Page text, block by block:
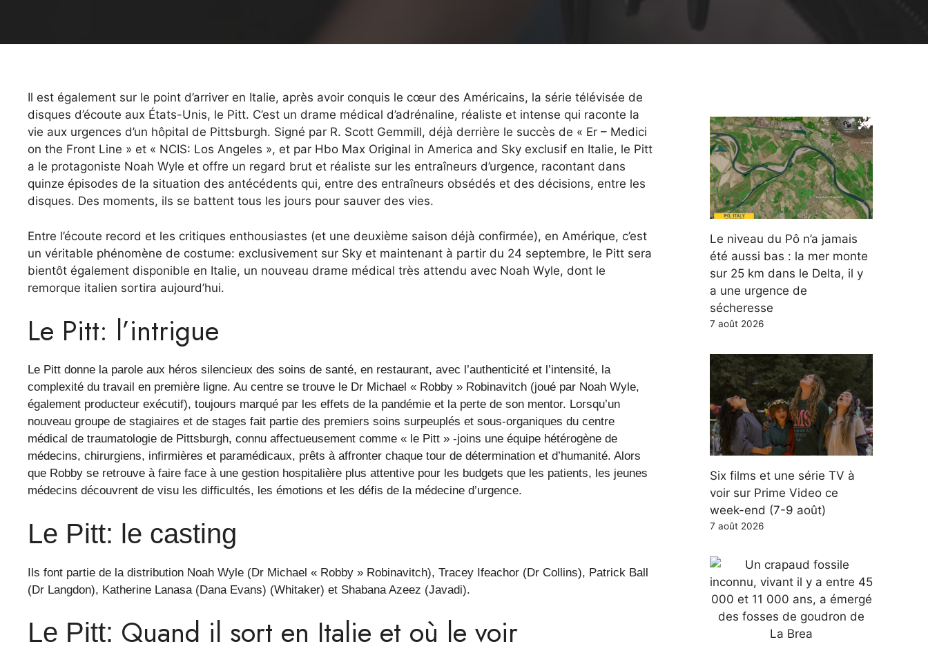
Il est également sur le point d’arriver en Italie, après avoir conquis le cœur des Américains, la série télévisée de
disques d’écoute aux États-Unis, le Pitt. C’est un drame médical d’adrénaline, réaliste et intense qui raconte la
vie aux urgences d’un hôpital de Pittsburgh. Signé par R. Scott Gemmill, déjà derrière le succès de « Er – Medici
on the Front Line » et « NCIS: Los Angeles », et par Hbo Max Original in America and Sky exclusif en Italie, le Pitt
a le protagoniste Noah Wyle et offre un regard brut et réaliste sur les entraîneurs d’urgence, racontant dans
quinze épisodes de la situation des antécédents qui, entre des entraîneurs obsédés et des décisions, entre les
disques. Des moments, ils se battent tous les jours pour sauver des vies.
Entre l’écoute record et les critiques enthousiastes (et une deuxième saison déjà confirmée), en Amérique, c’est
un véritable phénomène de costume: exclusivement sur Sky et maintenant à partir du 24 septembre, le Pitt sera
bientôt également disponible en Italie, un nouveau drame médical très attendu avec Noah Wyle, dont le
remorque italien sortira aujourd’hui.
Le Pitt: l’intrigue
Le Pitt donne la parole aux héros silencieux des soins de santé, en restaurant, avec l’authenticité et l’intensité, la
complexité du travail en première ligne. Au centre se trouve le Dr Michael « Robby » Robinavitch (joué par Noah Wyle,
également producteur exécutif), toujours marqué par les effets de la pandémie et la perte de son mentor. Lorsqu’un
nouveau groupe de stagiaires et de stages fait partie des premiers soins surpeuplés et sous-organiques du centre
médical de traumatologie de Pittsburgh, connu affectueusement comme « le Pitt » -joins une équipe hétérogène de
médecins, chirurgiens, infirmières et paramédicaux, prêts à affronter chaque tour de détermination et d’humanité. Alors
que Robby se retrouve à faire face à une gestion hospitalière plus attentive pour les budgets que les patients, les jeunes
médecins découvrent de visu les difficultés, les émotions et les défis de la médecine d’urgence.
Le Pitt: le casting
Ils font partie de la distribution Noah Wyle (Dr Michael « Robby » Robinavitch), Tracey Ifeachor (Dr Collins), Patrick Ball
(Dr Langdon), Katherine Lanasa (Dana Evans) (Whitaker) et Shabana Azeez (Javadi).
Le Pitt: Quand il sort en Italie et où le voir
Le niveau du Pô n’a jamais
été aussi bas : la mer monte
sur 25 km dans le Delta, il y
a une urgence de
sécheresse
7 août 2026
Six films et une série TV à
voir sur Prime Video ce
week-end (7-9 août)
7 août 2026